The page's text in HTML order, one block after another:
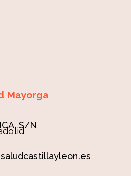
Mayorga
S/N